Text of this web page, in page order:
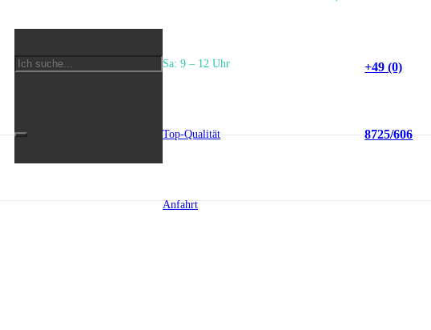
Sa: 9 – 12 Uhr
Top-Qualität
Anfahrt
+49 (0)
8725/606